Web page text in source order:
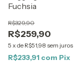
Fuchsia
R$259,90
R$329,90
5 x de R$51,98 sem juros
R$233,91 com Pix